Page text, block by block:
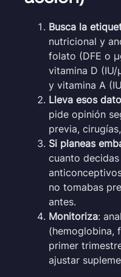
Busca la
nutricional y
folato (DFE o
vitamina D (IU/
y vitamina A
Lleva esos
pide opinión
previa,
Si planeas
cuanto
no tomabas
antes.
Monitoriza:
(hemoglobina,
primer
ajustar